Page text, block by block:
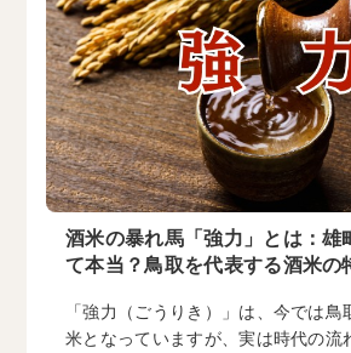
酒米の暴れ馬「強力」とは：雄
て本当？鳥取を代表する酒米の
「強力（ごうりき）」は、今では鳥
米となっていますが、実は時代の流